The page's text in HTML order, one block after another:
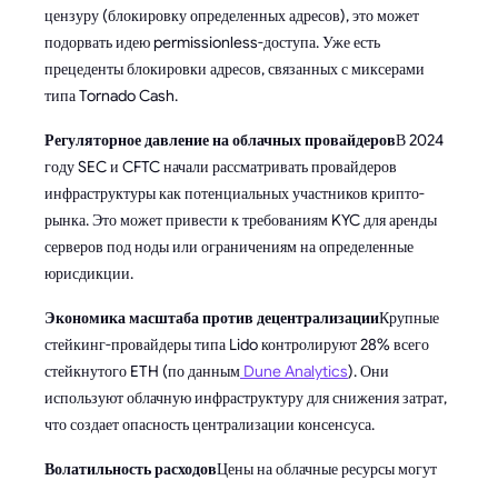
цензуру (блокировку определенных адресов), это может
подорвать идею permissionless-доступа. Уже есть
прецеденты блокировки адресов, связанных с миксерами
типа Tornado Cash.
Регуляторное давление на облачных провайдеровВ 2024
году SEC и CFTC начали рассматривать провайдеров
инфраструктуры как потенциальных участников крипто-
рынка. Это может привести к требованиям KYC для аренды
серверов под ноды или ограничениям на определенные
юрисдикции.
Экономика масштаба против децентрализацииКрупные
стейкинг-провайдеры типа Lido контролируют 28% всего
стейкнутого ETH (по данным Dune Analytics). Они
используют облачную инфраструктуру для снижения затрат,
что создает опасность централизации консенсуса.
Волатильность расходовЦены на облачные ресурсы могут